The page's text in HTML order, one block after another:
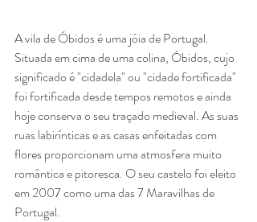
A vila de Óbidos é uma jóia de Portugal.
Situada em cima de uma colina, Óbidos, cujo
significado é "cidadela" ou "cidade fortificada"
foi fortificada desde tempos remotos e ainda
hoje conserva o seu traçado medieval. As suas
ruas labirínticas e as casas enfeitadas com
flores proporcionam uma atmosfera muito
romântica e pitoresca. O seu castelo foi eleito
em 2007 como uma das 7 Maravilhas de
Portugal.